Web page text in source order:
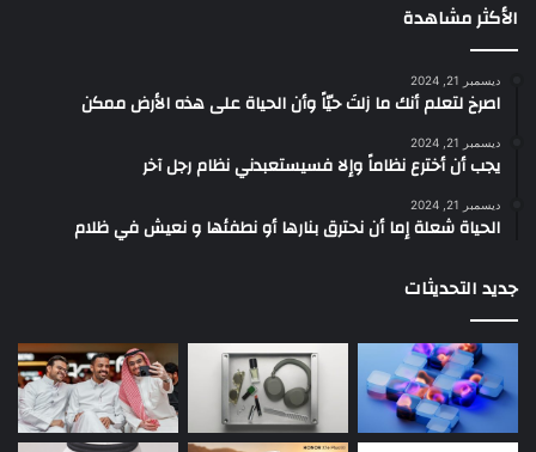
الأكثر مشاهدة
ديسمبر 21, 2024
‫اصرخ لتعلم أنك ما زلتَ حيّاً وأن الحياة على هذه الأرض ممكن
ديسمبر 21, 2024
يجب أن أخترع نظاماً وإلا فسيستعبدني نظام رجل آخر
ديسمبر 21, 2024
الحياة شعلة إما أن نحترق بنارها أو نطفئها و نعيش في ظلام
جديد التحديثات